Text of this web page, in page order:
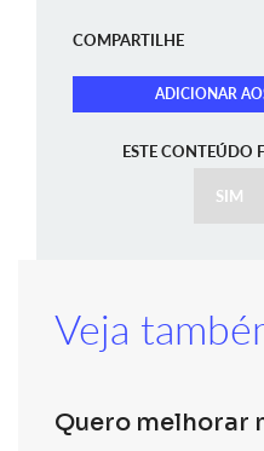
COMPARTILHE
ADICIONAR
ESTE CONTEÚDO
SIM
Veja
Quero melhorar